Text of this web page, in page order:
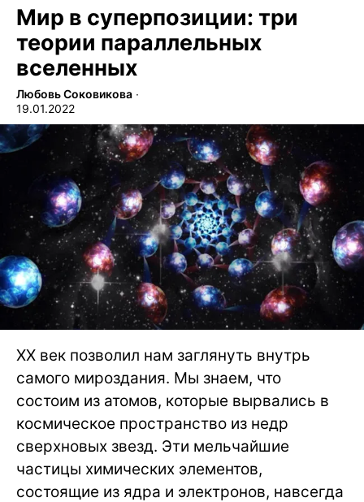
Мир в суперпозиции: три
теории параллельных
вселенных
Любовь Соковикова ∙
19.01.2022
ХХ век позволил нам заглянуть внутрь
самого мироздания. Мы знаем, что
состоим из атомов, которые вырвались в
космическое пространство из недр
сверхновых звезд. Эти мельчайшие
частицы химических элементов,
состоящие из ядра и электронов, навсегда